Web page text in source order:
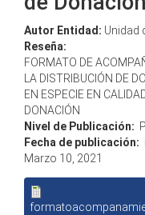
Autor Entidad: Unidad
Reseña:
FORMATO DE
LA DISTRIBUCIÓN DE
EN ESPECIE EN
DONACIÓN
Nivel de Publicación:
Fecha de publicación:
Marzo 10, 2021